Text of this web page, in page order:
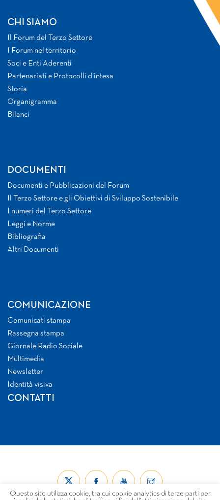
CHI SIAMO
Il Forum del Terzo Settore
I Forum nel territorio
Soci e Enti Aderenti
Partenariati e Protocolli d’intesa
Storia
Organigramma
Bilanci
DOCUMENTI
Documenti e Pubblicazioni del Forum
Il Terzo Settore e gli Obiettivi di Sviluppo Sostenibile
I numeri del Terzo Settore
Leggi e Norme
Bibliografia
Altri Documenti
COMUNICAZIONE
Comunicati stampa
Rassegna stampa
Giornale Radio Sociale
Multimedia
Newsletter
Identità visiva
CONTATTI
Questo sito utilizza cookie, tra cui cookie analytics di terze parti per